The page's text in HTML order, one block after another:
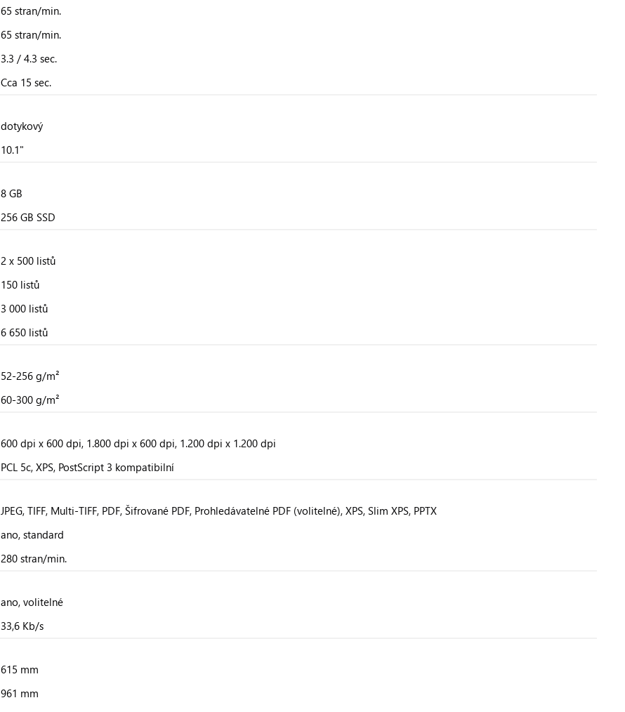
65 stran/min.
65 stran/min.
3.3 / 4.3 sec.
Cca 15 sec.
dotykový
10.1"
8 GB
256 GB SSD
2 x 500 listů
150 listů
3 000 listů
6 650 listů
52-256 g/m²
60-300 g/m²
600 dpi x 600 dpi, 1.800 dpi x 600 dpi, 1.200 dpi x 1.200 dpi
PCL 5c, XPS, PostScript 3 kompatibilní
JPEG, TIFF, Multi-TIFF, PDF, Šifrované PDF, Prohledávatelné PDF (volitelné), XPS, Slim XPS, PPTX
ano, standard
280 stran/min.
ano, volitelné
33,6 Kb/s
615 mm
961 mm